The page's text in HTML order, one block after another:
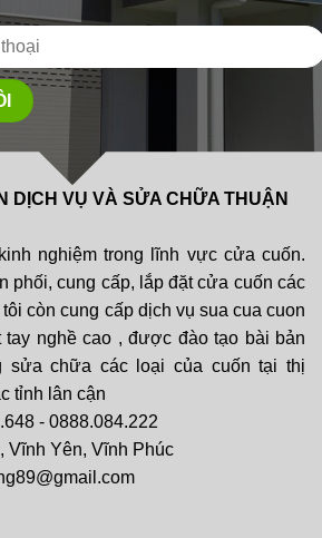
DỊCH VỤ VÀ SỬA CHỮA THUẬN
nghiệm trong lĩnh vực cửa cuốn.
phối, cung cấp, lắp đặt cửa cuốn các
còn cung cấp dịch vụ sua cua cuon
nghề cao , được đào tạo bài bản
sửa chữa các loại của cuốn tại thị
tỉnh lân cận
- 0888.084.222
Yên, Vĩnh Phúc